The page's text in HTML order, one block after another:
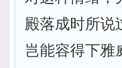
殿落成时所说
岂能容得下雅